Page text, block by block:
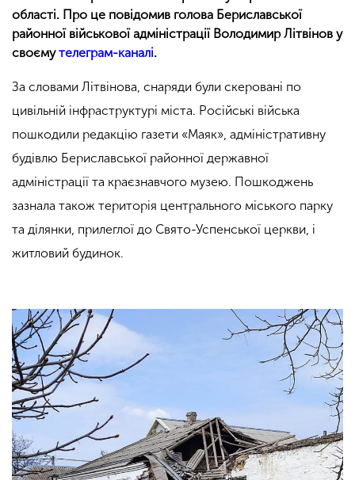
області. Про це повідомив голова Бериславської
районної військової адміністрації Володимир Літвінов у
своємутелеграм-каналі.
За словами Літвінова, снаряди були скеровані по
цивільній інфраструктурі міста. Російські війська
пошкодили редакцію газети «Маяк», адміністративну
будівлю Бериславської районної державної
адміністрації та краєзнавчого музею. Пошкоджень
зазнала також територія центрального міського парку
та ділянки, прилеглої до Свято-Успенської церкви, і
житловий будинок.